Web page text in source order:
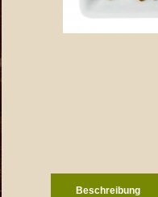
Beschreibung